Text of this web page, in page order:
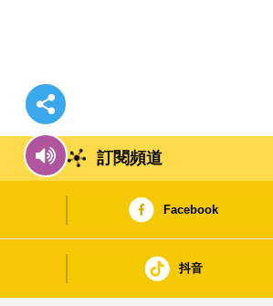
訂閱頻道
Facebook
抖音